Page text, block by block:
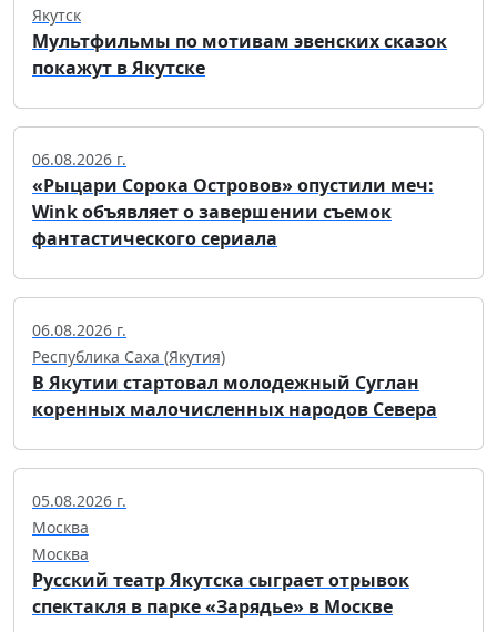
Якутск
Мультфильмы по мотивам эвенских сказок
покажут в Якутске
06.08.2026 г.
«Рыцари Сорока Островов» опустили меч:
Wink объявляет о завершении съемок
фантастического сериала
06.08.2026 г.
Республика Саха (Якутия)
В Якутии стартовал молодежный Суглан
коренных малочисленных народов Севера
05.08.2026 г.
Москва
Москва
Русский театр Якутска сыграет отрывок
спектакля в парке «Зарядье» в Москве